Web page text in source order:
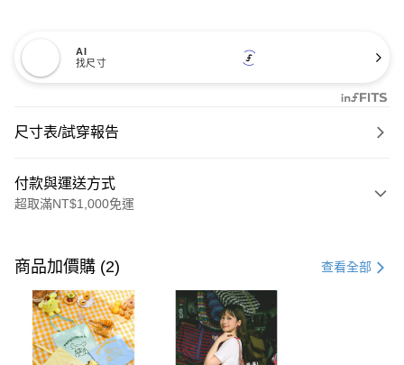
AI
找尺寸
尺寸表/試穿報告
付款與運送方式
超取滿NT$1,000免運
信用卡一次付款
購物金
超商取貨付款
商品加價購 (2) 查看全部